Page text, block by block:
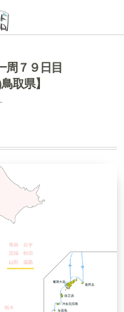
周７９日目
取県】